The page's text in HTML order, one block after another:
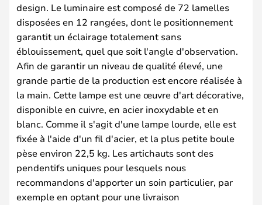
design. Le luminaire est composé de 72 lamelles
disposées en 12 rangées, dont le positionnement
garantit un éclairage totalement sans
éblouissement, quel que soit l'angle d'observation.
Afin de garantir un niveau de qualité élevé, une
grande partie de la production est encore réalisée à
la main. Cette lampe est une œuvre d'art décorative,
disponible en cuivre, en acier inoxydable et en
blanc. Comme il s'agit d'une lampe lourde, elle est
fixée à l'aide d'un fil d'acier, et la plus petite boule
pèse environ 22,5 kg. Les artichauts sont des
pendentifs uniques pour lesquels nous
recommandons d'apporter un soin particulier, par
exemple en optant pour une livraison